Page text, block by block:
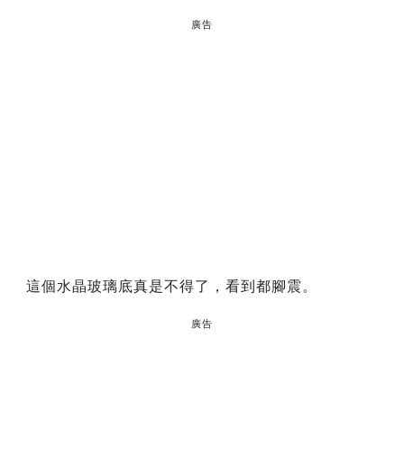
廣告
這個水晶玻璃底真是不得了，看到都腳震。
廣告